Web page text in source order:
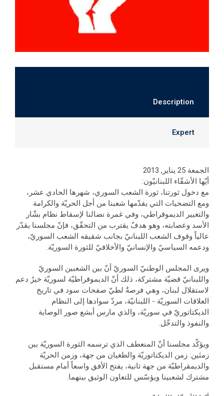
Description
Expert
الجمعة 25 يناير, 2013
أيّها الأشقّاء اللبنانيّون:
مع دخول ثورتنا، ثورة الشعب السوري، شهرها الحادي عشر،
ومع التضحيات التي يقدّمها شعبنا من أجل الحريّة والكرامة
والتغيير الديموقراطي، وفي غمرة نضالنا لإسقاط نظام بشّار
الأسد وعصابته، وهو هدفٌ يقترب من التحقّق، فإنّ مجلسنا يقدّر
عالياً وقوف الشعب اللبنانيّ بجانب شقيقه الشعب السوريّ،
ودعمه السياسيّ والإنسانيّ والأخلاقيّ للثورة السوريّة.
ويرى المجلس الوطنيّ السوريّ أنّ بين الشعبين السوريّ
واللبنانيّ قضيّة مشتركة، ذلك أنّ الديموقراطيّة لسوريّة خيرُ دعم
لاستقلال لبنان، وهي فرصةٌ لطيّ صفحات سود في تاريخ
العلاقات السوريّة - اللبنانيّة، مردّ سوادها إلى النظام
الديكتاتوريّ في سوريّة، والذي مارس أبشع صور الوصاية
والنفوذ والتدخّل.
ويؤكّد مجلسنا أنّ المنعطف الذي ترسمه الثورة السوريّة بين
زمنَين: زمن الديكتاتوريّة والطغيان من جهة، وزمن الحريّة
والديمقراطيّة من جهة ثانية، يفتح الأفق واسعاً أمام مستقبل
مشترك لشعبينا ويؤسّس للتعاون الوثيق بينهما.